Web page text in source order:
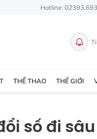
Hotline:
THỂ THAO THẾ GIỚI
số đi sâu